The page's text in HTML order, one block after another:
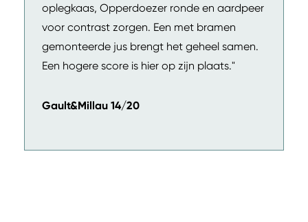
oplegkaas, Opperdoezer ronde en aardpeer
voor contrast zorgen. Een met bramen
gemonteerde jus brengt het geheel samen.
Een hogere score is hier op zijn plaats."
Gault&Millau 14/20